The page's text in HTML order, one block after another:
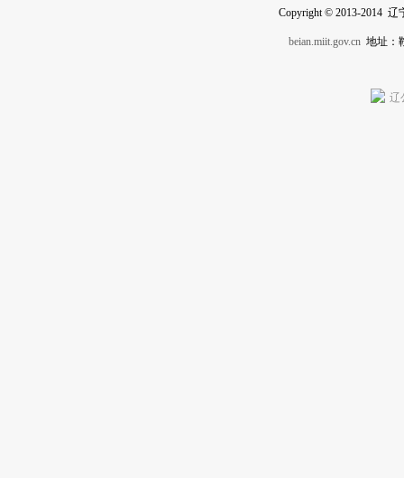
Copyright © 2013-2014 辽
beian.miit.gov.cn地址：
辽